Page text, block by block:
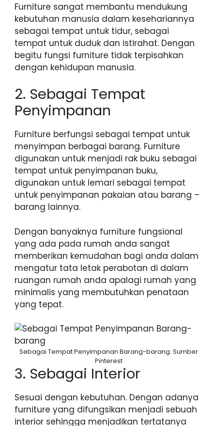
Furniture sangat membantu mendukung
kebutuhan manusia dalam kesehariannya
sebagai tempat untuk tidur, sebagai
tempat untuk duduk dan istirahat. Dengan
begitu fungsi furniture tidak terpisahkan
dengan kehidupan manusia.
2. Sebagai Tempat
Penyimpanan
Furniture berfungsi sebagai tempat untuk
menyimpan berbagai barang. Furniture
digunakan untuk menjadi rak buku sebagai
tempat untuk penyimpanan buku,
digunakan untuk lemari sebagai tempat
untuk penyimpanan pakaian atau barang –
barang lainnya.
Dengan banyaknya furniture fungsional
yang ada pada rumah anda sangat
memberikan kemudahan bagi anda dalam
mengatur tata letak perabotan di dalam
ruangan rumah anda apalagi rumah yang
minimalis yang membutuhkan penataan
yang tepat.
Sebagai Tempat Penyimpanan Barang-barang. Sumber
Pinterest
3. Sebagai Interior
Sesuai dengan kebutuhan. Dengan adanya
furniture yang difungsikan menjadi sebuah
interior sehingga menjadikan tertatanya